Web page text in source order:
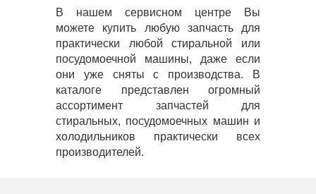
В нашем сервисном центре Вы
можете купить любую запчасть для
практически любой стиральной или
посудомоечной машины, даже если
они уже сняты с производства. В
каталоге представлен огромный
ассортимент запчастей для
стиральных, посудомоечных машин и
холодильников практически всех
производителей.